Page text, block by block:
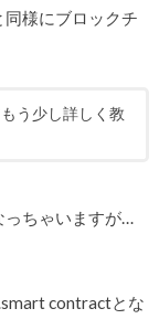
様にブロックチ
う少し詳しく教
っちゃいますが…
contractとな